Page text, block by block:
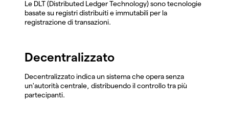
Le DLT (Distributed Ledger Technology) sono tecnologie
basate su registri distribuiti e immutabili per la
registrazione di transazioni.
Decentralizzato
Decentralizzato indica un sistema che opera senza
un'autorità centrale, distribuendo il controllo tra più
partecipanti.